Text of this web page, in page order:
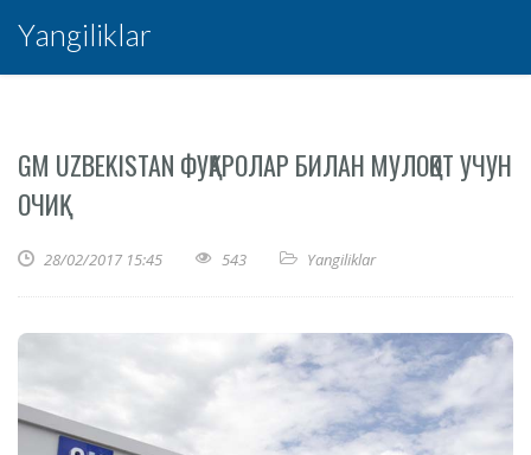
Yangiliklar
GM UZBEKISTAN ФУҚАРОЛАР БИЛАН МУЛОҚОТ УЧУН
ОЧИҚ
28/02/2017 15:45 543 Yangiliklar